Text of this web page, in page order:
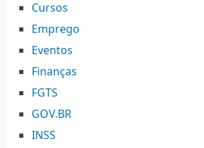
Cursos
Emprego
Eventos
Finanças
FGTS
GOV.BR
INSS